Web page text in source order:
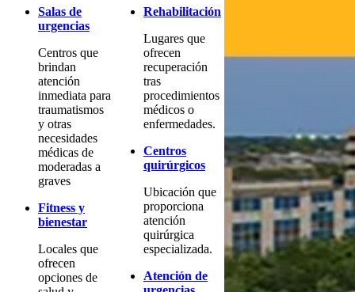
Salas de
urgencias
Centros que
brindan
atención
inmediata para
traumatismos
y otras
necesidades
médicas de
moderadas a
graves
Fitness y
bienestar
Locales que
ofrecen
opciones de
Rehabilitación
Lugares que
ofrecen
recuperación
tras
procedimientos
médicos o
enfermedades.
Centros
quirúrgicos
Ubicación que
proporciona
atención
quirúrgica
especializada.
Atención de